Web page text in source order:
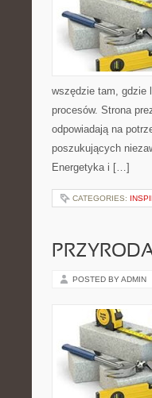
wszędzie tam, gdzie
procesów. Strona
odpowiadają na
poszukujących
Energetyka i […]
CATEGORIES:
POSTED BY ADMIN